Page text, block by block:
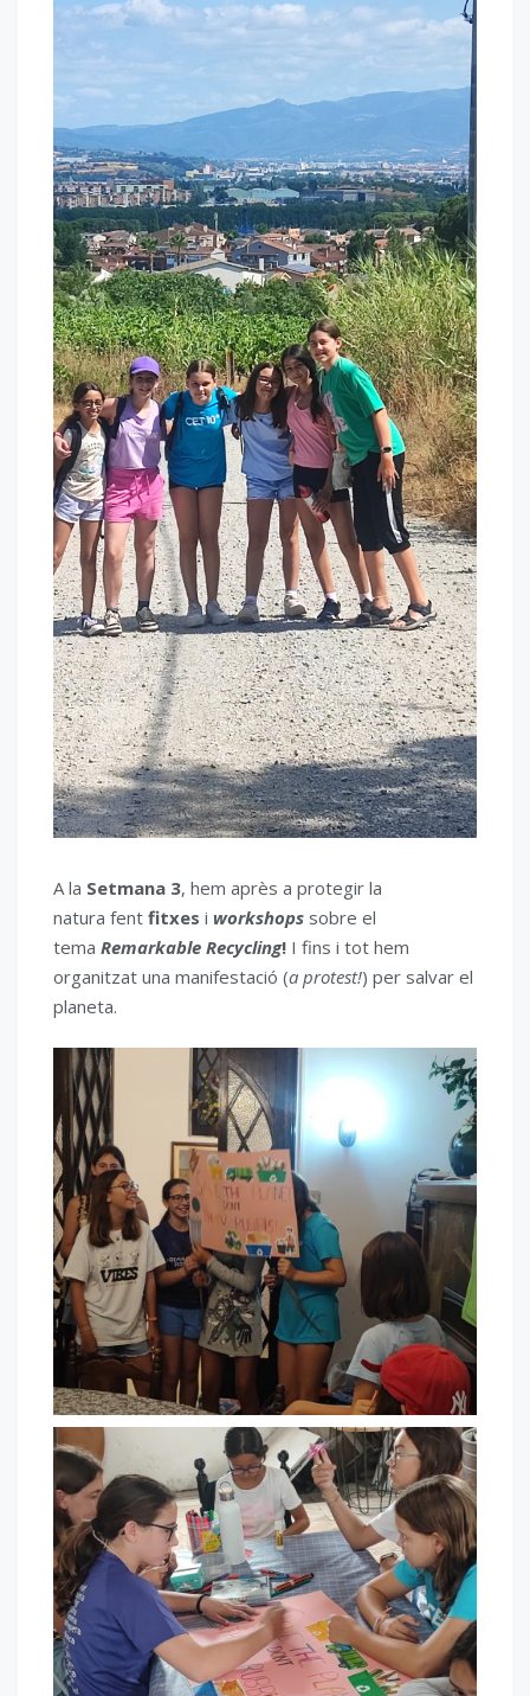
A la Setmana 3, hem après a protegir la
natura fent fitxes i workshops sobre el
tema Remarkable Recycling! I fins i tot hem
organitzat una manifestació (a protest!) per salvar el
planeta.